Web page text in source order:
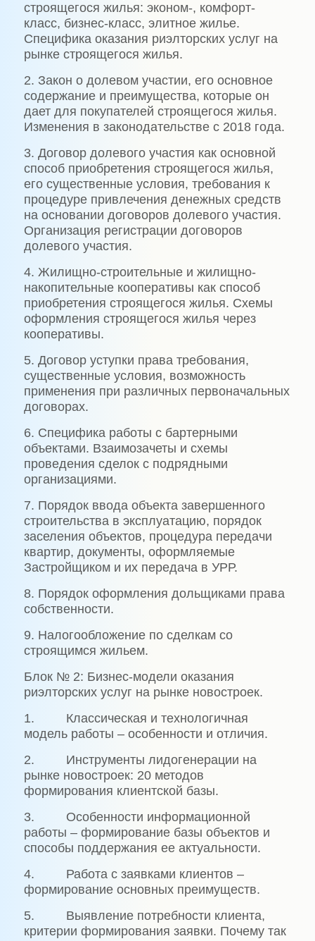
строящегося жилья: эконом-, комфорт-
класс, бизнес-класс, элитное жилье.
Специфика оказания риэлторских услуг на
рынке строящегося жилья.
2. Закон о долевом участии, его основное
содержание и преимущества, которые он
дает для покупателей строящегося жилья.
Изменения в законодательстве с 2018 года.
3. Договор долевого участия как основной
способ приобретения строящегося жилья,
его существенные условия, требования к
процедуре привлечения денежных средств
на основании договоров долевого участия.
Организация регистрации договоров
долевого участия.
4. Жилищно-строительные и жилищно-
накопительные кооперативы как способ
приобретения строящегося жилья. Схемы
оформления строящегося жилья через
кооперативы.
5. Договор уступки права требования,
существенные условия, возможность
применения при различных первоначальных
договорах.
6. Специфика работы с бартерными
объектами. Взаимозачеты и схемы
проведения сделок с подрядными
организациями.
7. Порядок ввода объекта завершенного
строительства в эксплуатацию, порядок
заселения объектов, процедура передачи
квартир, документы, оформляемые
Застройщиком и их передача в УРР.
8. Порядок оформления дольщиками права
собственности.
9. Налогообложение по сделкам со
строящимся жильем.
Блок № 2: Бизнес-модели оказания
риэлторских услуг на рынке новостроек.
1. Классическая и технологичная
модель работы – особенности и отличия.
2. Инструменты лидогенерации на
рынке новостроек: 20 методов
формирования клиентской базы.
3. Особенности информационной
работы – формирование базы объектов и
способы поддержания ее актуальности.
4. Работа с заявками клиентов –
формирование основных преимуществ.
5. Выявление потребности клиента,
критерии формирования заявки. Почему так